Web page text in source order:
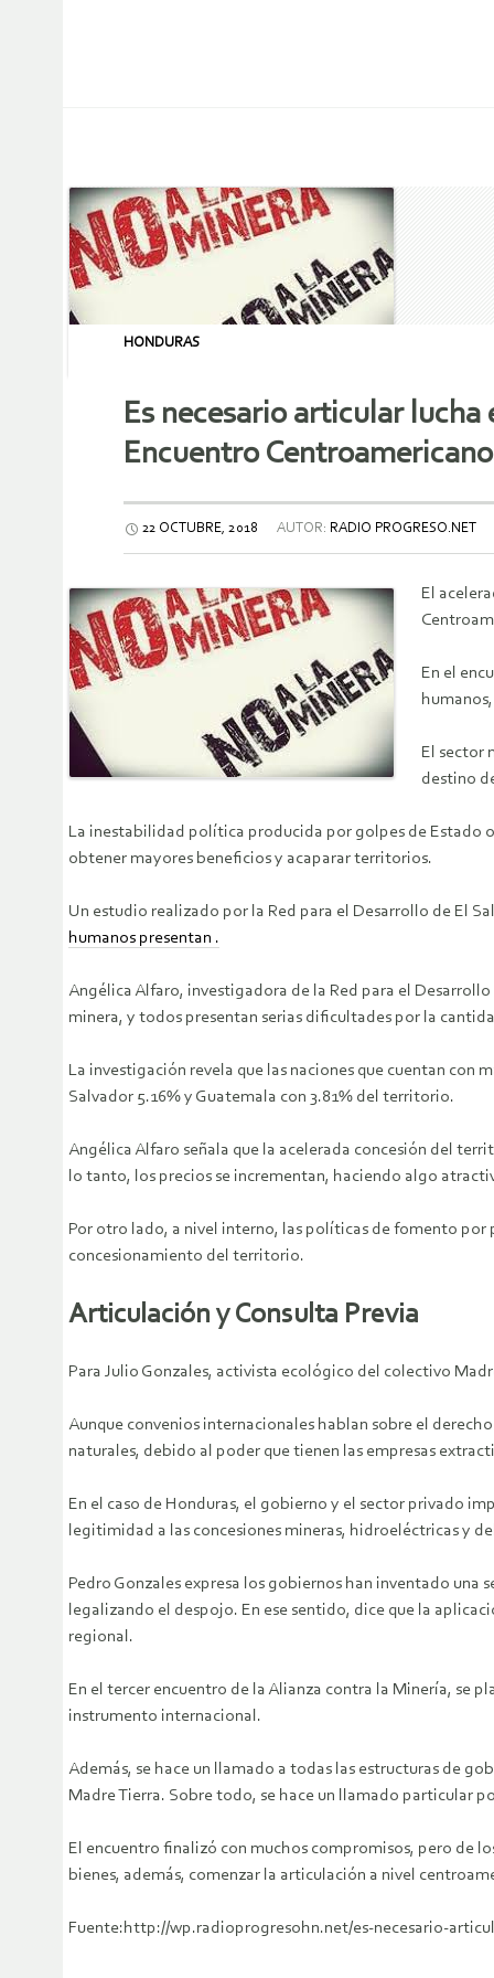
HONDURAS
Es necesario articular
Encuentro
22 OCTUBRE, 2018 AUTOR: RADIO PROGRESO.NET
El
En el
El sector
destino
La inestabilidad política producida por golpes de Estado
obtener mayores beneficios y acaparar territorios.
Un estudio realizado por la Red para el Desarrollo de El
humanos presentan .
Angélica Alfaro, investigadora de la Red para el
minera, y todos presentan serias dificultades por la
La investigación revela que las naciones que cuentan con
Salvador 5.16% y Guatemala con 3.81% del territorio.
Angélica Alfaro señala que la acelerada concesión del
lo tanto, los precios se incrementan, haciendo algo
Por otro lado, a nivel interno, las políticas de fomento por
concesionamiento del territorio.
Articulación y Consulta Previa
Para Julio Gonzales, activista ecológico del colectivo
Aunque convenios internacionales hablan sobre el
naturales, debido al poder que tienen las empresas
En el caso de Honduras, el gobierno y el sector privado
legitimidad a las concesiones mineras, hidroeléctricas y
Pedro Gonzales expresa los gobiernos han inventado
legalizando el despojo. En ese sentido, dice que la
regional.
En el tercer encuentro de la Alianza contra la Minería, se
instrumento internacional.
Además, se hace un llamado a todas las estructuras de
Madre Tierra. Sobre todo, se hace un llamado particular
El encuentro finalizó con muchos compromisos, pero de
bienes, además, comenzar la articulación a nivel
Fuente:http://wp.radioprogresohn.net/es-necesario-